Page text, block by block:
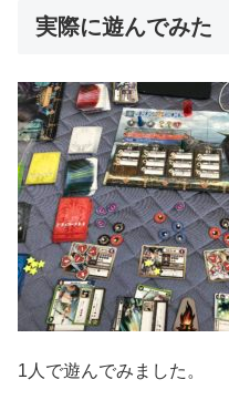
実際に遊んでみた
1人で遊んでみました。